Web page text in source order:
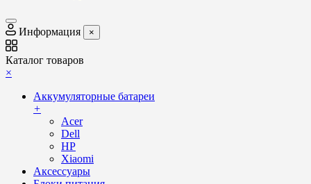
Информация ×
Каталог товаров
×
Аккумуляторные батареи
+
Acer
Dell
HP
Xiaomi
Аксессуары